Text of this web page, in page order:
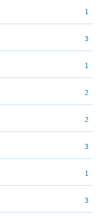
1
3
1
2
2
3
1
3